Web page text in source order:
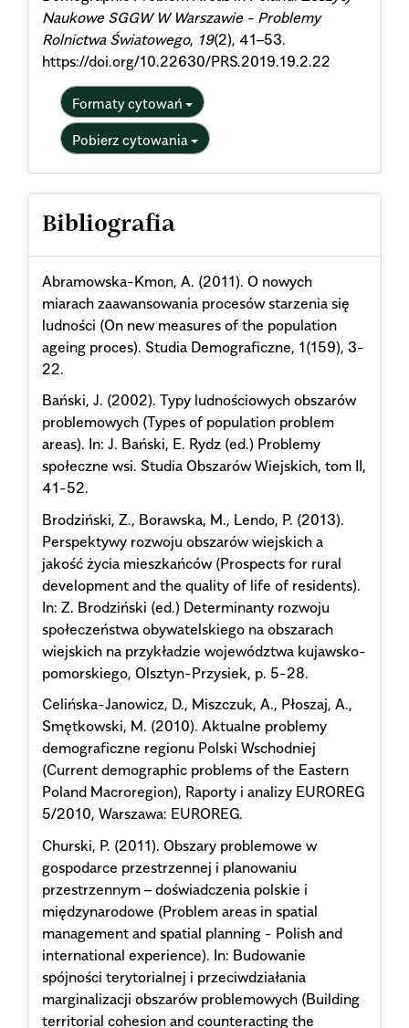
Naukowe SGGW W Warszawie - Problemy
Rolnictwa Światowego, 19(2), 41–53.
https://doi.org/10.22630/PRS.2019.19.2.22
Formaty cytowań
Pobierz cytowania
Bibliografia
Abramowska-Kmon, A. (2011). O nowych
miarach zaawansowania procesów starzenia się
ludności (On new measures of the population
ageing proces). Studia Demograficzne, 1(159), 3-
22.
Bański, J. (2002). Typy ludnościowych obszarów
problemowych (Types of population problem
areas). In: J. Bański, E. Rydz (ed.) Problemy
społeczne wsi. Studia Obszarów Wiejskich, tom II,
41-52.
Brodziński, Z., Borawska, M., Lendo, P. (2013).
Perspektywy rozwoju obszarów wiejskich a
jakość życia mieszkańców (Prospects for rural
development and the quality of life of residents).
In: Z. Brodziński (ed.) Determinanty rozwoju
społeczeństwa obywatelskiego na obszarach
wiejskich na przykładzie województwa kujawsko-
pomorskiego, Olsztyn-Przysiek, p. 5-28.
Celińska-Janowicz, D., Miszczuk, A., Płoszaj, A.,
Smętkowski, M. (2010). Aktualne problemy
demograficzne regionu Polski Wschodniej
(Current demographic problems of the Eastern
Poland Macroregion), Raporty i analizy EUROREG
5/2010, Warszawa: EUROREG.
Churski, P. (2011). Obszary problemowe w
gospodarce przestrzennej i planowaniu
przestrzennym – doświadczenia polskie i
międzynarodowe (Problem areas in spatial
management and spatial planning - Polish and
international experience). In: Budowanie
spójności terytorialnej i przeciwdziałania
marginalizacji obszarów problemowych (Building
territorial cohesion and counteracting the